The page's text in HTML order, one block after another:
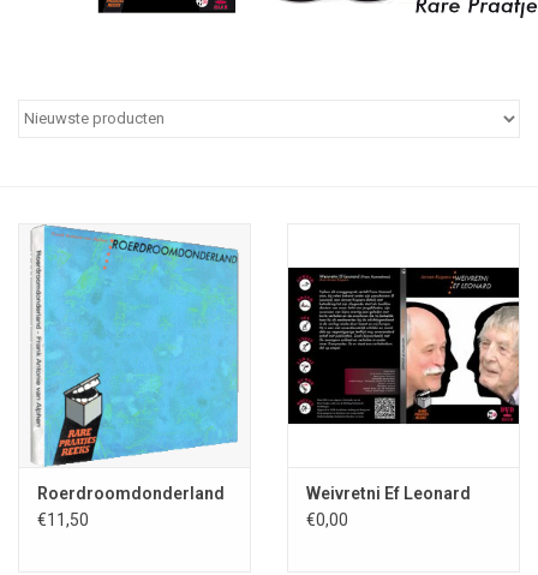
Roerdroomdonderland
€11,50
Weivretni Ef Leonard
€0,00